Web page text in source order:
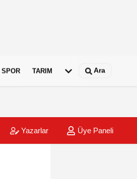
SPOR TARIM Ara
Yazarlar Üye Paneli